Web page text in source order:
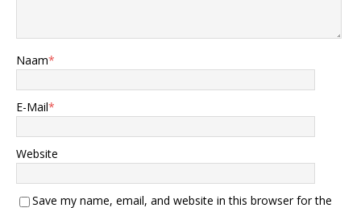
Naam*
E-Mail*
Website
Save my name, email, and website in this browser for the